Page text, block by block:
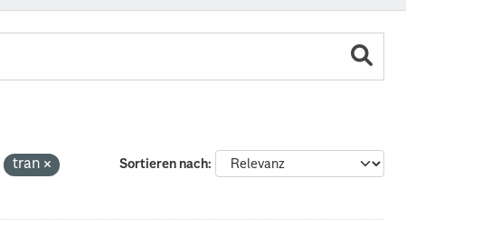
Sortieren nach
tran